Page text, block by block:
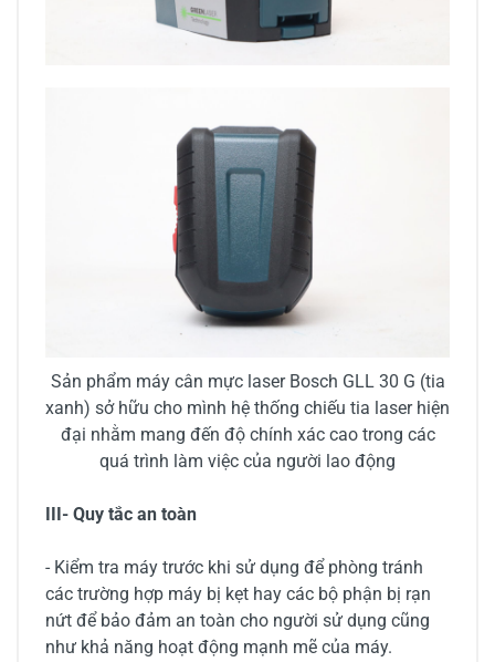
Sản phẩm máy cân mực laser Bosch GLL 30 G (tia
xanh) sở hữu cho mình hệ thống chiếu tia laser hiện
đại nhằm mang đến độ chính xác cao trong các
quá trình làm việc của người lao động
III- Quy tắc an toàn
- Kiểm tra máy trước khi sử dụng để phòng tránh
các trường hợp máy bị kẹt hay các bộ phận bị rạn
nứt để bảo đảm an toàn cho người sử dụng cũng
như khả năng hoạt động mạnh mẽ của máy.